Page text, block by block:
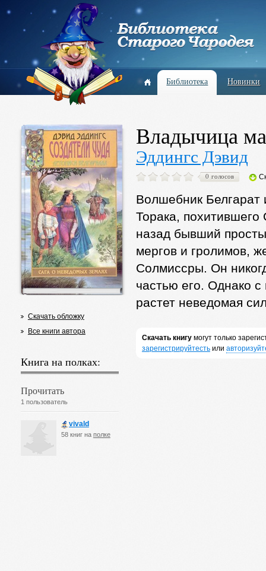
Библиотека Новинки
Скачать обложку
Все книги автора
Книга на полках:
Прочитать
1 пользователь
vivald
58 книг на полке
Владычица
Эддингс Дэвид
0 голосов
Волшебник Белгарат
Торака,
назад бывший
мергов и гролимов,
Солмиссры. Он
частью его. Однако с
растет неведомая
Скачать книгумогут только
зарегистрируйтестьили